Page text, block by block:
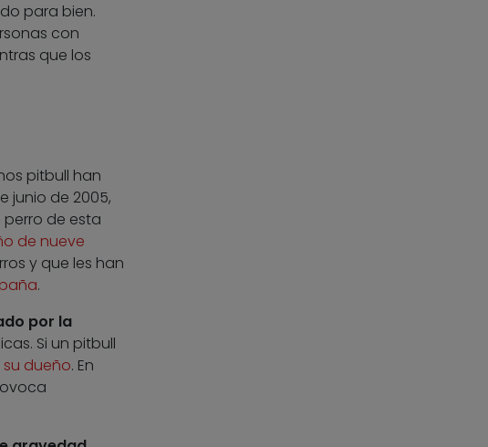
para bien.
con
que los
pitbull han
junio de 2005,
de esta
de nueve
y que les han
.
por la
Si un pitbull
dueño. En